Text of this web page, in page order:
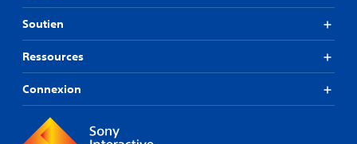
Soutien
Ressources
Connexion